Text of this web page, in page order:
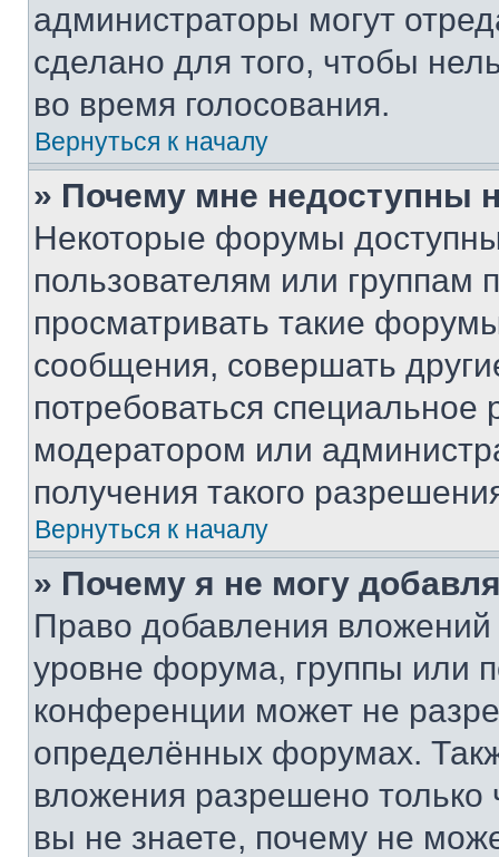
администраторы могут
сделано для того, чтобы
во время голосования.
Вернуться к началу
» Почему мне недоступны
Некоторые форумы
пользователям или группам
просматривать такие
сообщения, совершать
потребоваться
модератором или
получения такого
Вернуться к началу
» Почему я не могу
Право добавления
уровне форума, группы или
конференции может не
определённых форумах.
вложения разрешено
вы не знаете, почему не